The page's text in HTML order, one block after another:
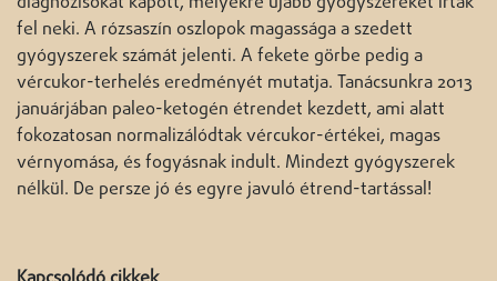
fel neki. A rózsaszín oszlopok magassága a szedett
gyógyszerek számát jelenti. A fekete görbe pedig a
vércukor-terhelés eredményét mutatja. Tanácsunkra 2013
januárjában paleo-ketogén étrendet kezdett, ami alatt
fokozatosan normalizálódtak vércukor-értékei, magas
vérnyomása, és fogyásnak indult. Mindezt gyógyszerek
nélkül. De persze jó és egyre javuló étrend-tartással!